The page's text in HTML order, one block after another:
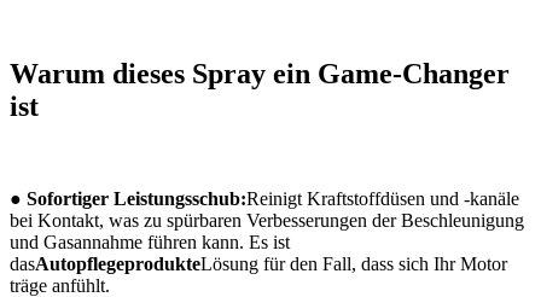
Warum dieses Spray ein Game-Changer
ist
● Sofortiger Leistungsschub:Reinigt Kraftstoffdüsen und -kanäle
bei Kontakt, was zu spürbaren Verbesserungen der Beschleunigung
und Gasannahme führen kann. Es ist
dasAutopflegeprodukteLösung für den Fall, dass sich Ihr Motor
träge anfühlt.